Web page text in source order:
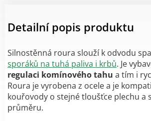
Detailní popis produktu
Silnostěnná roura slouží k odvodu
sporáků na tuhá paliva i krbů. Je
regulaci komínového tahu a tím i
Roura je vyrobena z ocele a je
kouřovody o stejné tloušťce plechu a
průměru.